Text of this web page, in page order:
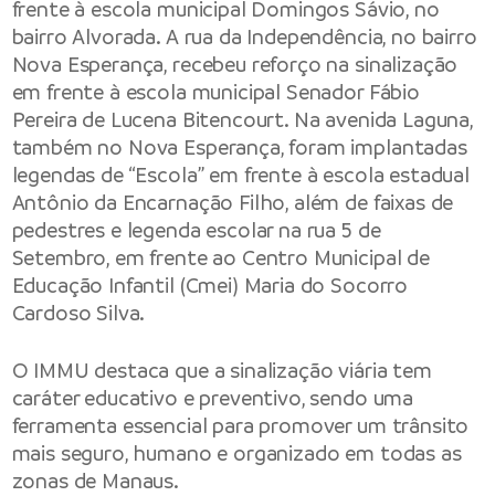
frente à escola municipal Domingos Sávio, no
bairro Alvorada. A rua da Independência, no bairro
Nova Esperança, recebeu reforço na sinalização
em frente à escola municipal Senador Fábio
Pereira de Lucena Bitencourt. Na avenida Laguna,
também no Nova Esperança, foram implantadas
legendas de “Escola” em frente à escola estadual
Antônio da Encarnação Filho, além de faixas de
pedestres e legenda escolar na rua 5 de
Setembro, em frente ao Centro Municipal de
Educação Infantil (Cmei) Maria do Socorro
Cardoso Silva.
O IMMU destaca que a sinalização viária tem
caráter educativo e preventivo, sendo uma
ferramenta essencial para promover um trânsito
mais seguro, humano e organizado em todas as
zonas de Manaus.